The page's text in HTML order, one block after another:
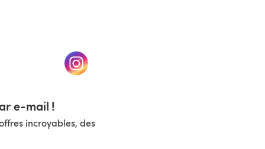
nouvel onglet) (s'ouvre dans un nouvel onglet)
e-mail !
incroyables, des